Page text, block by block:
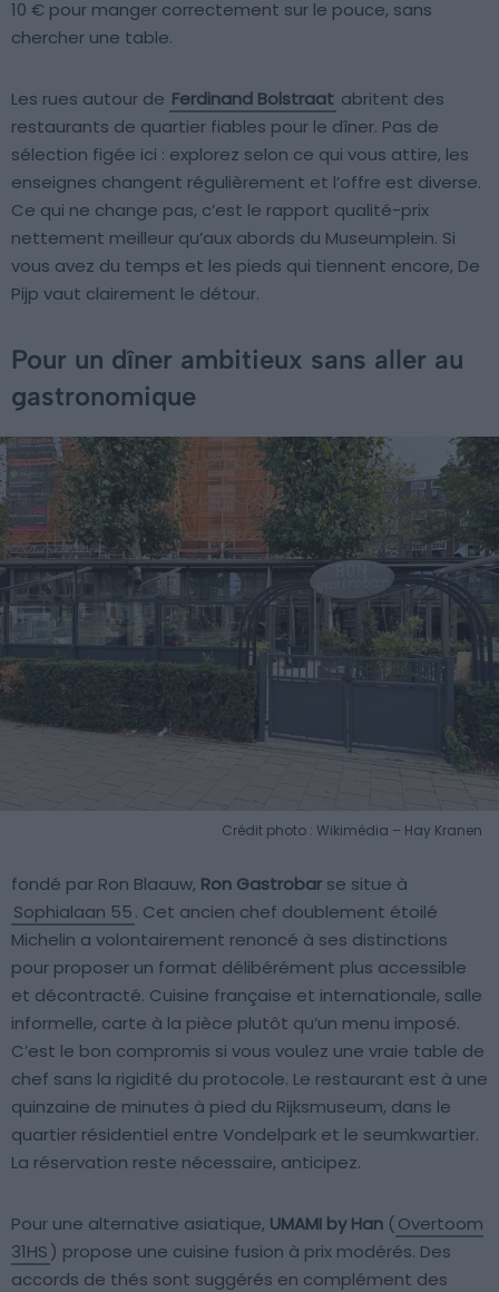
10 € pour manger correctement sur le pouce, sans
chercher une table.
Les rues autour de Ferdinand Bolstraat abritent des
restaurants de quartier fiables pour le dîner. Pas de
sélection figée ici : explorez selon ce qui vous attire, les
enseignes changent régulièrement et l’offre est diverse.
Ce qui ne change pas, c’est le rapport qualité-prix
nettement meilleur qu’aux abords du Museumplein. Si
vous avez du temps et les pieds qui tiennent encore, De
Pijp vaut clairement le détour.
Pour un dîner ambitieux sans aller au
gastronomique
Crédit photo : Wikimédia – Hay Kranen
fondé par Ron Blaauw, Ron Gastrobar se situe à
Sophialaan 55. Cet ancien chef doublement étoilé
Michelin a volontairement renoncé à ses distinctions
pour proposer un format délibérément plus accessible
et décontracté. Cuisine française et internationale, salle
informelle, carte à la pièce plutôt qu’un menu imposé.
C’est le bon compromis si vous voulez une vraie table de
chef sans la rigidité du protocole. Le restaurant est à une
quinzaine de minutes à pied du Rijksmuseum, dans le
quartier résidentiel entre Vondelpark et le seumkwartier.
La réservation reste nécessaire, anticipez.
Pour une alternative asiatique, UMAMI by Han (Overtoom
31HS) propose une cuisine fusion à prix modérés. Des
accords de thés sont suggérés en complément des